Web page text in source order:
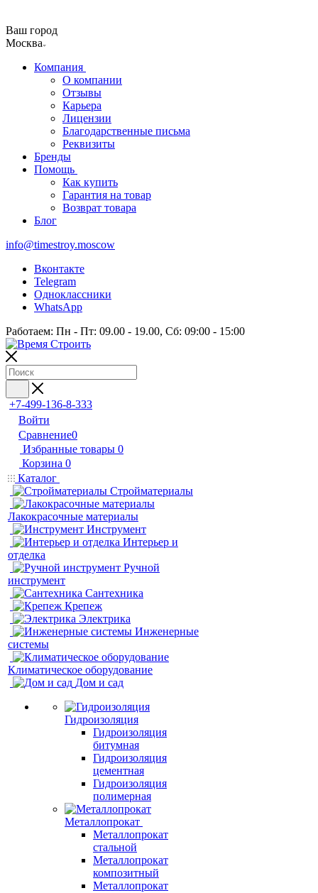
Ваш город
Москва
Компания
О компании
Отзывы
Карьера
Лицензии
Благодарственные письма
Реквизиты
Бренды
Помощь
Как купить
Гарантия на товар
Возврат товара
Блог
info@timestroy.moscow
Вконтакте
Telegram
Одноклассники
WhatsApp
Работаем: Пн - Пт: 09.00 - 19.00, Сб: 09:00 - 15:00
+7-499-136-8-333
Войти
Сравнение0
Избранные товары 0
Корзина 0
Каталог
Стройматериалы
Лакокрасочные материалы
Инструмент
Интерьер и
отделка
Ручной
инструмент
Сантехника
Крепеж
Электрика
Инженерные
системы
Климатическое оборудование
Дом и сад
Гидроизоляция
Гидроизоляция
битумная
Гидроизоляция
цементная
Гидроизоляция
полимерная
Металлопрокат
Металлопрокат
стальной
Металлопрокат
композитный
Металлопрокат